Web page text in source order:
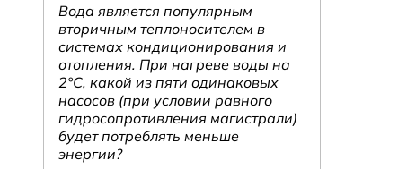
Вода является популярным
вторичным теплоносителем в
системах кондиционирования и
отопления. При нагреве воды на
2°С, какой из пяти одинаковых
насосов (при условии равного
гидросопротивления магистрали)
будет потреблять меньше
энергии?